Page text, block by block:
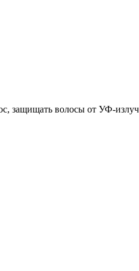
защищать волосы от УФ-